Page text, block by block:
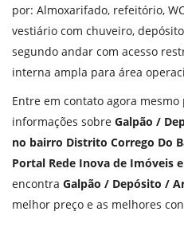
por: Almoxarifado, refeitório,
vestiário com chuveiro,
segundo andar com acesso
interna ampla para área
Entre em contato agora
informações sobre Galpão /
no bairro Distrito Corrego Do
Portal Rede Inova de Imóveis
encontra Galpão / Depósito /
melhor preço e as melhores